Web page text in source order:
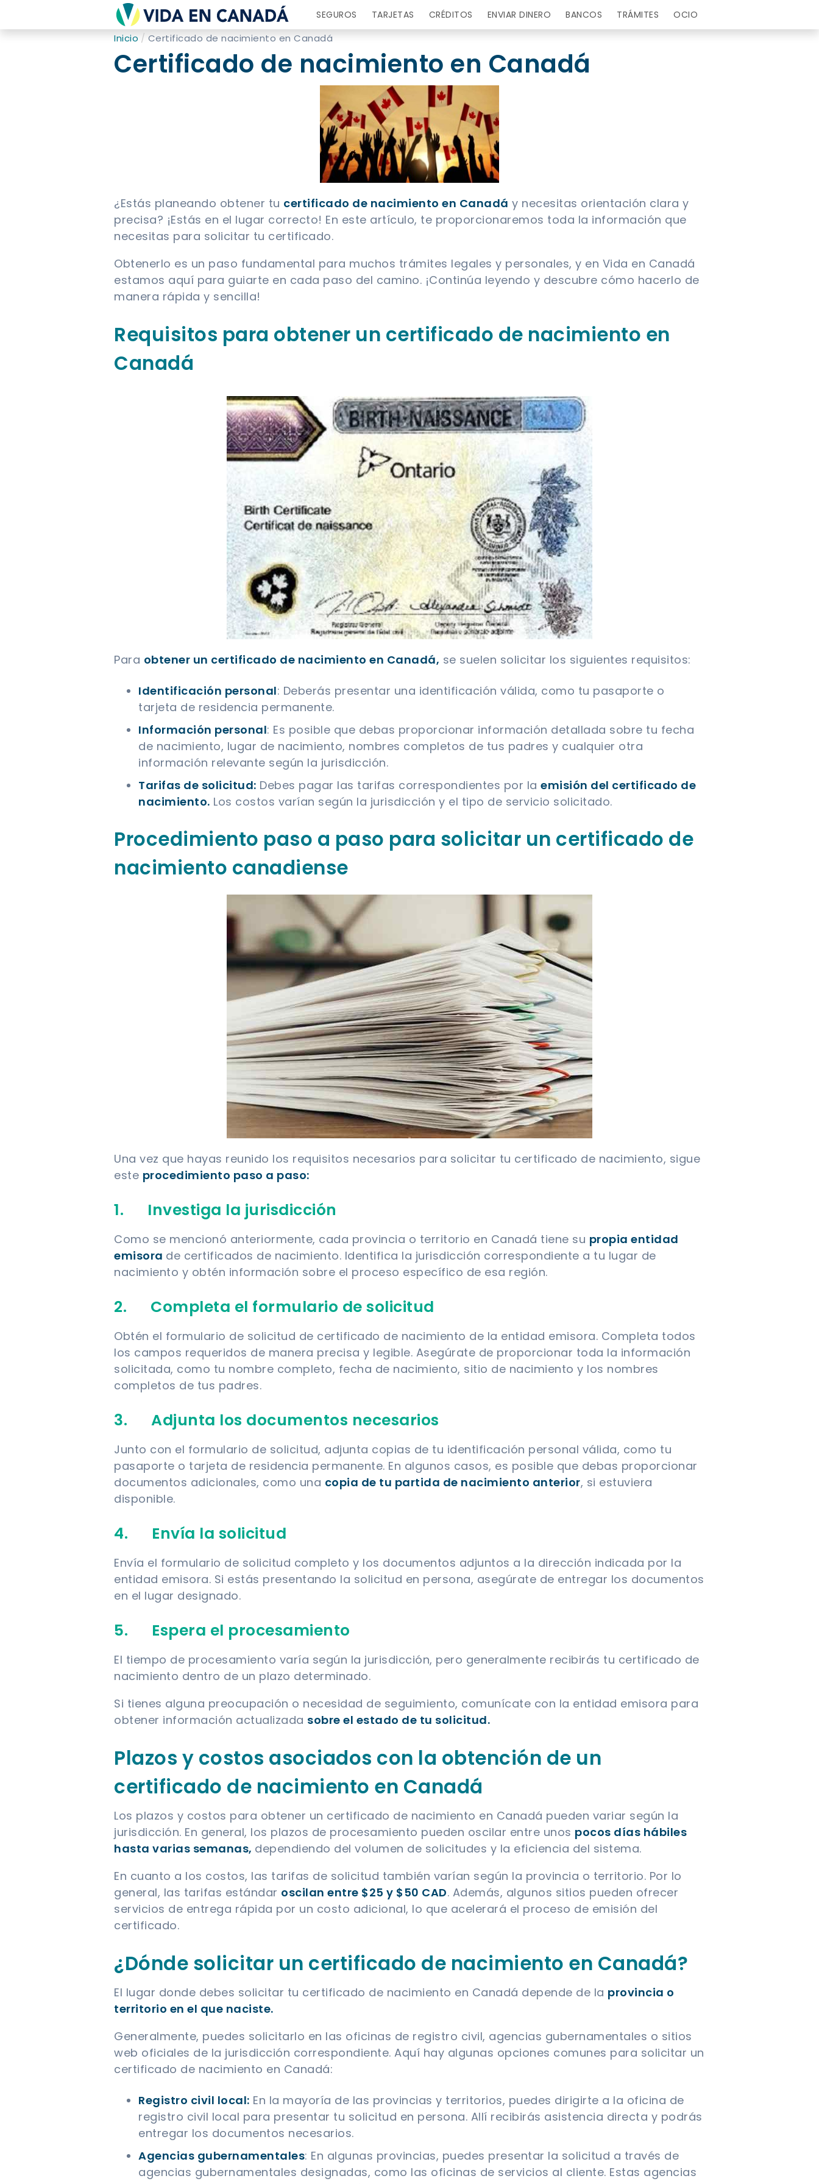
SEGUROS TARJETAS CRÉDITOS ENVIAR DINERO BANCOS TRÁMITES OCIO
Inicio Certificado de nacimiento en Canadá
Certificado de nacimiento en Canadá
¿Estás planeando obtener tu certificado de nacimiento en Canadá y necesitas orientación clara y
precisa? ¡Estás en el lugar correcto! En este artículo, te proporcionaremos toda la información que
necesitas para solicitar tu certificado.
Obtenerlo es un paso fundamental para muchos trámites legales y personales, y en Vida en Canadá
estamos aquí para guiarte en cada paso del camino. ¡Continúa leyendo y descubre cómo hacerlo de
manera rápida y sencilla!
Requisitos para obtener un certificado de nacimiento en
Canadá
Para obtener un certificado de nacimiento en Canadá, se suelen solicitar los siguientes requisitos:
Identificación personal: Deberás presentar una identificación válida, como tu pasaporte o
tarjeta de residencia permanente.
Información personal: Es posible que debas proporcionar información detallada sobre tu fecha
de nacimiento, lugar de nacimiento, nombres completos de tus padres y cualquier otra
información relevante según la jurisdicción.
Tarifas de solicitud: Debes pagar las tarifas correspondientes por la emisión del certificado de
nacimiento. Los costos varían según la jurisdicción y el tipo de servicio solicitado.
Procedimiento paso a paso para solicitar un certificado de
nacimiento canadiense
Una vez que hayas reunido los requisitos necesarios para solicitar tu certificado de nacimiento, sigue
este procedimiento paso a paso:
1. Investiga la jurisdicción
Como se mencionó anteriormente, cada provincia o territorio en Canadá tiene su propia entidad
emisora de certificados de nacimiento. Identifica la jurisdicción correspondiente a tu lugar de
nacimiento y obtén información sobre el proceso específico de esa región.
2. Completa el formulario de solicitud
Obtén el formulario de solicitud de certificado de nacimiento de la entidad emisora. Completa todos
los campos requeridos de manera precisa y legible. Asegúrate de proporcionar toda la información
solicitada, como tu nombre completo, fecha de nacimiento, sitio de nacimiento y los nombres
completos de tus padres.
3. Adjunta los documentos necesarios
Junto con el formulario de solicitud, adjunta copias de tu identificación personal válida, como tu
pasaporte o tarjeta de residencia permanente. En algunos casos, es posible que debas proporcionar
documentos adicionales, como una copia de tu partida de nacimiento anterior, si estuviera
disponible.
4. Envía la solicitud
Envía el formulario de solicitud completo y los documentos adjuntos a la dirección indicada por la
entidad emisora. Si estás presentando la solicitud en persona, asegúrate de entregar los documentos
en el lugar designado.
5. Espera el procesamiento
El tiempo de procesamiento varía según la jurisdicción, pero generalmente recibirás tu certificado de
nacimiento dentro de un plazo determinado.
Si tienes alguna preocupación o necesidad de seguimiento, comunícate con la entidad emisora para
obtener información actualizada sobre el estado de tu solicitud.
Plazos y costos asociados con la obtención de un
certificado de nacimiento en Canadá
Los plazos y costos para obtener un certificado de nacimiento en Canadá pueden variar según la
jurisdicción. En general, los plazos de procesamiento pueden oscilar entre unos pocos días hábiles
hasta varias semanas, dependiendo del volumen de solicitudes y la eficiencia del sistema.
En cuanto a los costos, las tarifas de solicitud también varían según la provincia o territorio. Por lo
general, las tarifas estándar oscilan entre $25 y $50 CAD. Además, algunos sitios pueden ofrecer
servicios de entrega rápida por un costo adicional, lo que acelerará el proceso de emisión del
certificado.
¿Dónde solicitar un certificado de nacimiento en Canadá?
El lugar donde debes solicitar tu certificado de nacimiento en Canadá depende de la provincia o
territorio en el que naciste.
Generalmente, puedes solicitarlo en las oficinas de registro civil, agencias gubernamentales o sitios
web oficiales de la jurisdicción correspondiente. Aquí hay algunas opciones comunes para solicitar un
certificado de nacimiento en Canadá:
Registro civil local: En la mayoría de las provincias y territorios, puedes dirigirte a la oficina de
registro civil local para presentar tu solicitud en persona. Allí recibirás asistencia directa y podrás
entregar los documentos necesarios.
Agencias gubernamentales: En algunas provincias, puedes presentar la solicitud a través de
agencias gubernamentales designadas, como las oficinas de servicios al cliente. Estas agencias